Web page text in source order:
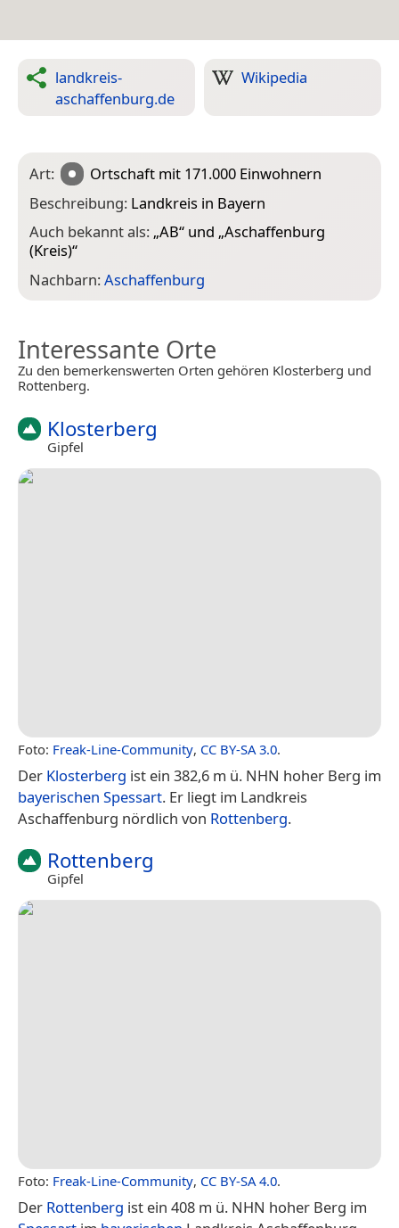
landkreis-
aschaffenburg.de
Wikipedia
Art: Ortschaft mit 171.000 Einwohnern
Beschreibung: Landkreis in Bayern
Auch bekannt als: „AB“ und „Aschaffenburg
(Kreis)“
Nachbarn:Aschaffenburg
Interessante Orte
Zu den bemerkenswerten Orten gehören Klosterberg und
Rottenberg.
Klosterberg
Gipfel
Foto: Freak-Line-Community, CC BY-SA 3.0.
Der Klosterberg ist ein 382,6 m ü. NHN hoher Berg im
bayerischen Spessart. Er liegt im Landkreis
Aschaffenburg nördlich von Rottenberg.
Rottenberg
Gipfel
Foto: Freak-Line-Community, CC BY-SA 4.0.
Der Rottenberg ist ein 408 m ü. NHN hoher Berg im